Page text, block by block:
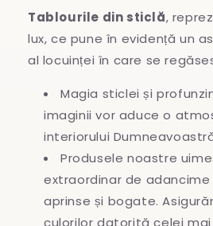
Tablourile din sticlă,
lux, ce pune în evidență un
al locuinței în care se
Magia sticlei și
imaginii vor aduce o
interiorului
Produsele noastre
extraordinar de adancime
aprinse și bogate.
culorilor datorită celei